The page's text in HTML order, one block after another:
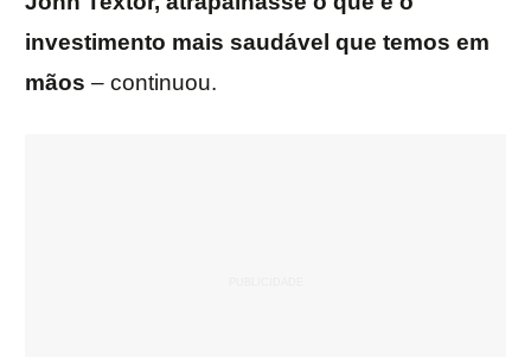
investimento mais saudável que temos em
mãos – continuou.